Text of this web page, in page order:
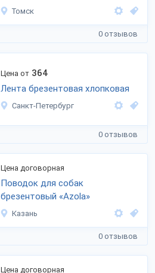
Томск
0 отзывов
Цена от 364
Лента брезентовая хлопковая
Санкт-Петербург
0 отзывов
Цена договорная
Поводок для собак
брезентовый «Azola»
Казань
0 отзывов
Цена договорная